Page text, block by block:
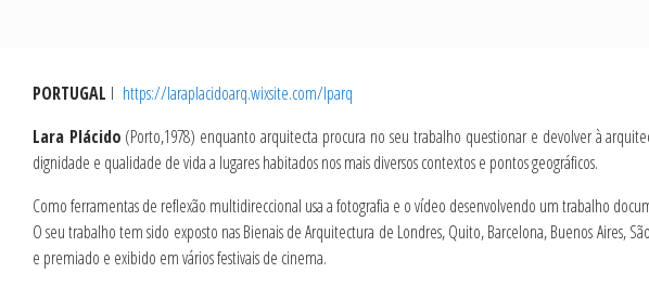
PORTUGAL I https://laraplacidoarq.wixsite.com/lparq
Lara Plácido (Porto,1978) enquanto arquitecta procura no seu trabalho questionar e devolver à
dignidade e qualidade de vida a lugares habitados nos mais diversos contextos e pontos geográficos.
Como ferramentas de reflexão multidireccional usa a fotografia e o vídeo desenvolvendo um trabalho
O seu trabalho tem sido exposto nas Bienais de Arquitectura de Londres, Quito, Barcelona, Buenos Aires,
e premiado e exibido em vários festivais de cinema.